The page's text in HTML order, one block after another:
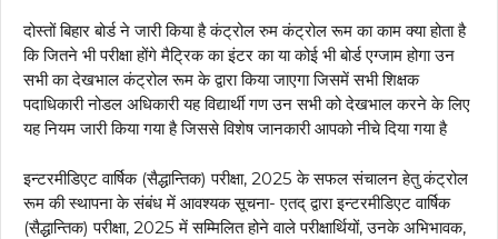
दोस्तों बिहार बोर्ड ने जारी किया है कंट्रोल रुम कंट्रोल रूम का काम क्या होता है
कि जितने भी परीक्षा होंगे मैट्रिक का इंटर का या कोई भी बोर्ड एग्जाम होगा उन
सभी का देखभाल कंट्रोल रूम के द्वारा किया जाएगा जिसमें सभी शिक्षक
पदाधिकारी नोडल अधिकारी यह विद्यार्थी गण उन सभी को देखभाल करने के लिए
यह नियम जारी किया गया है जिससे विशेष जानकारी आपको नीचे दिया गया है
इन्टरमीडिएट वार्षिक (सैद्धान्तिक) परीक्षा, 2025 के सफल संचालन हेतु कंट्रोल
रूम की स्थापना के संबंध में आवश्यक सूचना- एतद् द्वारा इन्टरमीडिएट वार्षिक
(सैद्धान्तिक) परीक्षा, 2025 में सम्मिलित होने वाले परीक्षार्थियों, उनके अभिभावक,